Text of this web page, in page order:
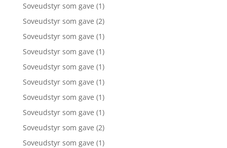
Soveudstyr som gave (1)
Soveudstyr som gave (2)
Soveudstyr som gave (1)
Soveudstyr som gave (1)
Soveudstyr som gave (1)
Soveudstyr som gave (1)
Soveudstyr som gave (1)
Soveudstyr som gave (1)
Soveudstyr som gave (2)
Soveudstyr som gave (1)